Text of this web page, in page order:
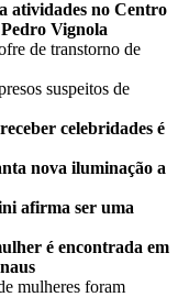
atividades no Centro
Vignola
de transtorno de
suspeitos de
celebridades é
nova iluminação a
afirma ser uma
é encontrada em
mulheres foram